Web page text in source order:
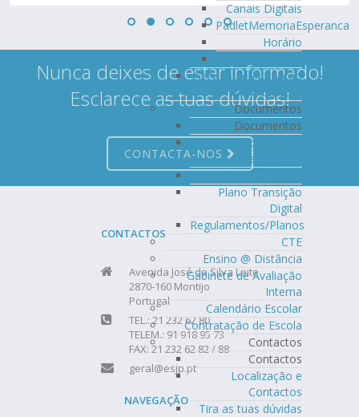
Canais Digitais
PadletMemoriaEsperanca
Horário
Serviço de Educação
Especial
Documentos
Documentos
Documentos
Orientadores
Critérios Avaliação
Plano Transição
Digital
Regulamentos/Planos
CTE
Ensino @ Distância
Gabinete de Avaliação
Interna
Calendário Escolar
Contratação de Escola
Contactos
Contactos
Localização e
Contactos
Tira as tuas dúvidas
Nunca deixes de estar informado!
Esclarece as tuas dúvidas!
CONTACTA-NOS
CONTACTOS
Avenida José da Silva Leite
2870-160 Montijo
Portugal
TEL.: 21 232 62 80
TELEM.: 91 918 95 73
FAX: 21 232 62 82 / 88
geral@esjp.pt
NAVEGAÇÃO